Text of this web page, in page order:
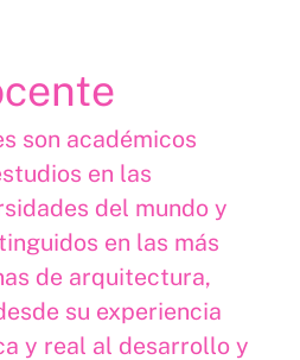
son académicos
en las
del mundo y
en las más
de arquitectura,
su experiencia
y real al desarrollo y